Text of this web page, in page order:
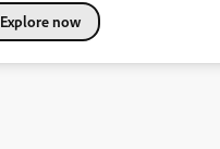
Explore now